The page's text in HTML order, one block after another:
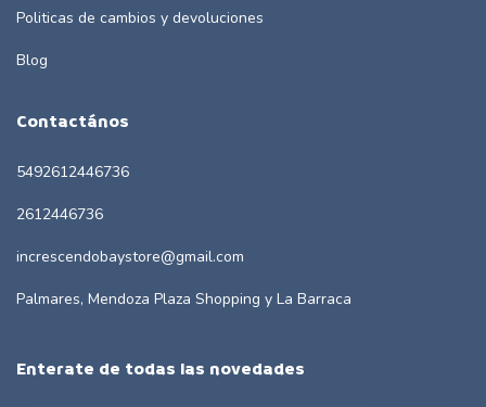
Politicas de cambios y devoluciones
Blog
Contactános
5492612446736
2612446736
increscendobaystore@gmail.com
Palmares, Mendoza Plaza Shopping y La Barraca
Enterate de todas las novedades